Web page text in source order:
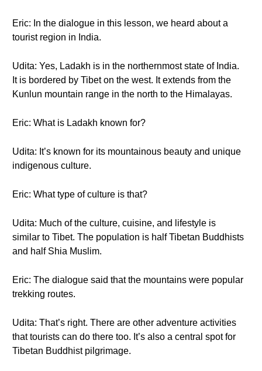
Eric: In the dialogue in this lesson, we heard about a
tourist region in India.
Udita: Yes, Ladakh is in the northernmost state of India.
It is bordered by Tibet on the west. It extends from the
Kunlun mountain range in the north to the Himalayas.
Eric: What is Ladakh known for?
Udita: It’s known for its mountainous beauty and unique
indigenous culture.
Eric: What type of culture is that?
Udita: Much of the culture, cuisine, and lifestyle is
similar to Tibet. The population is half Tibetan Buddhists
and half Shia Muslim.
Eric: The dialogue said that the mountains were popular
trekking routes.
Udita: That’s right. There are other adventure activities
that tourists can do there too. It’s also a central spot for
Tibetan Buddhist pilgrimage.